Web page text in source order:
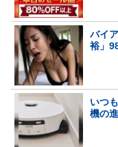
バイ
裕」
いつ
機の